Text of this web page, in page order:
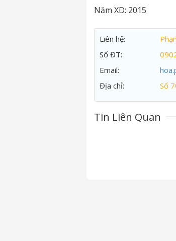
Năm XD: 2015
Liên hệ:
Số ĐT:
Email:
Địa chỉ:
Số
Tin Liên Quan